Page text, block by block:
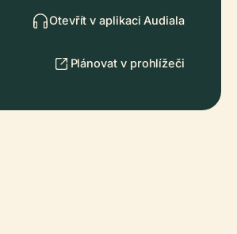
Otevřít v aplikaci Audiala
Plánovat v prohlížeči